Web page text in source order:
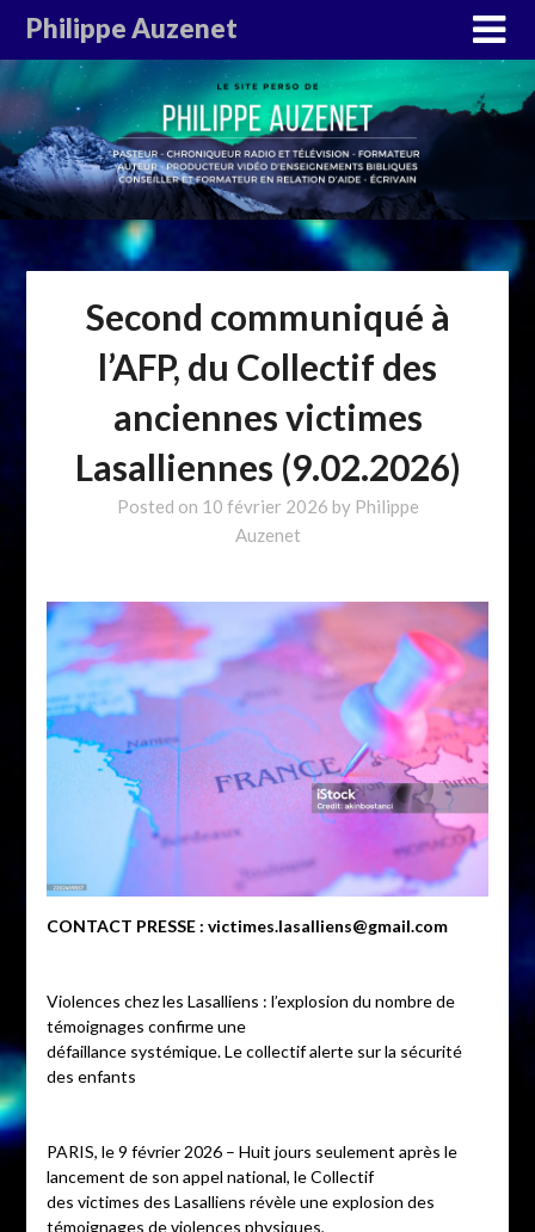
Philippe Auzenet
Second communiqué à
l’AFP, du Collectif des
anciennes victimes
Lasalliennes (9.02.2026)
Posted on 10 février 2026 by Philippe
Auzenet
CONTACT PRESSE : victimes.lasalliens@gmail.com
Violences chez les Lasalliens : l’explosion du nombre de
témoignages confirme une
défaillance systémique. Le collectif alerte sur la sécurité
des enfants
PARIS, le 9 février 2026 – Huit jours seulement après le
lancement de son appel national, le Collectif
des victimes des Lasalliens révèle une explosion des
témoignages de violences physiques,